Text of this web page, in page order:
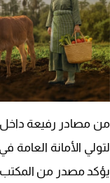
من مصادر رفيعة داخل
لتولي الأمانة العامة
يؤكد مصدر من المكتب